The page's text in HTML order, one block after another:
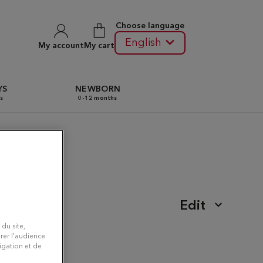
My account My cart
Choose language
English
NEWBORN
0-12 months
Edit
site,
l'audience
et de